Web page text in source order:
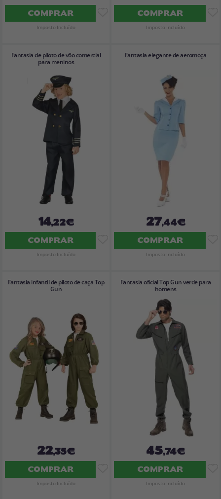
COMPRAR
Imposto Incluído
COMPRAR
Imposto Incluído
Fantasia de piloto de vôo comercial
para meninos
14,22€
COMPRAR
Imposto Incluído
Fantasia elegante de aeromoça
27,44€
COMPRAR
Imposto Incluído
Fantasia infantil de piloto de caça Top
Gun
22,35€
COMPRAR
Imposto Incluído
Fantasia oficial Top Gun verde para
homens
45,74€
COMPRAR
Imposto Incluído